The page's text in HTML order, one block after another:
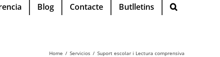
Blog Contacte Butlletins
Home Servicios Suport escolar i Lectura comprensiva